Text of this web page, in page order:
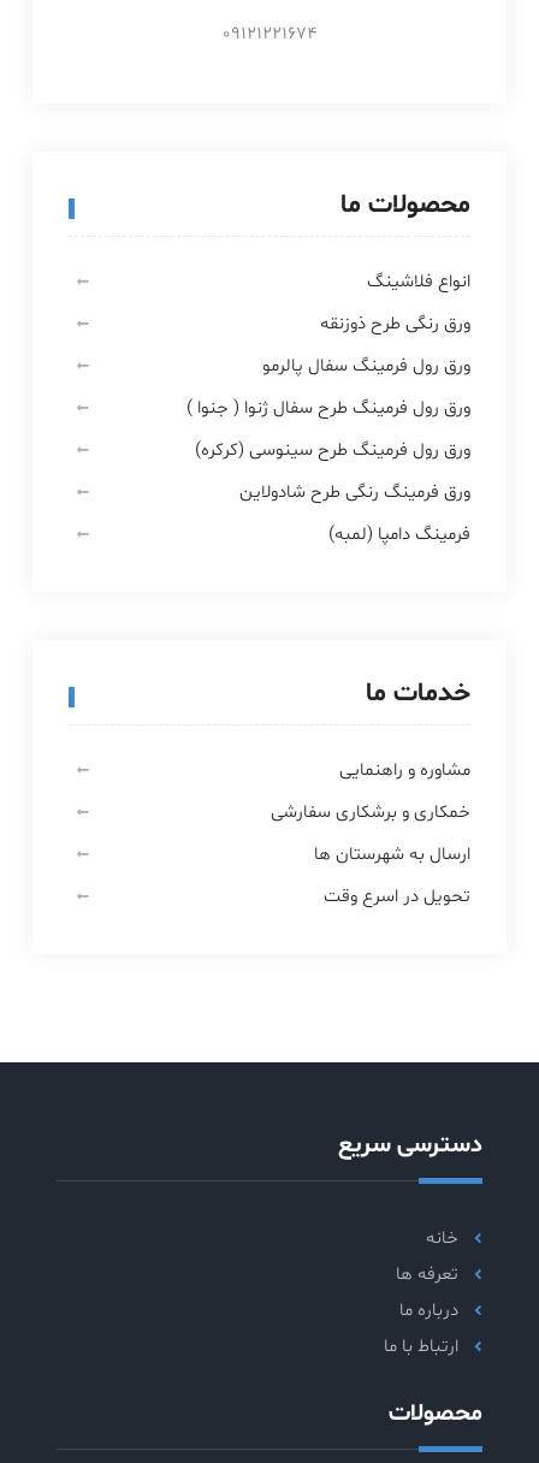
09121221674
محصولات ما
انواع فلاشینگ
ورق رنگی طرح ذوزنقه
ورق رول فرمینگ سفال پالرمو
ورق رول فرمینگ طرح سفال ژنوا ( جنوا )
ورق رول فرمینگ طرح سینوسی (کرکره)
ورق فرمینگ رنگی طرح شادولاین
فرمینگ دامپا (لمبه)
خدمات ما
مشاوره و راهنمایی
خمکاری و برشکاری سفارشی
ارسال به شهرستان ها
تحویل در اسرع وقت
دسترسی سریع
خانه
تعرفه ها
درباره ما
ارتباط با ما
محصولات